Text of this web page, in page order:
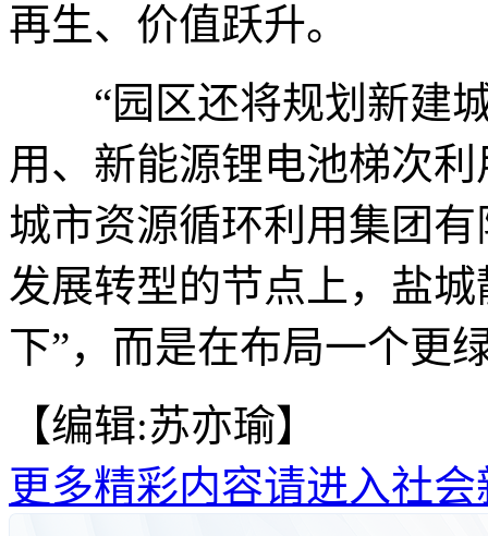
再生、价值跃升。
“园区还将规划新建城
用、新能源锂电池梯次
城市资源循环利用集团
发展转型的节点上，盐
下”，而是在布局一个更
【编辑:苏亦瑜】
更多精彩内容请进入社会